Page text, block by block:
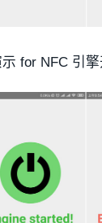
for NFC 引擎